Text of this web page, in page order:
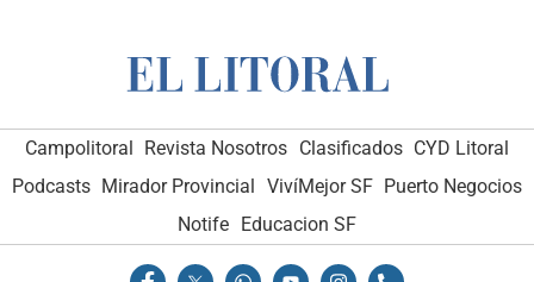
Campolitoral Revista Nosotros Clasificados CYD Litoral
Podcasts Mirador Provincial VivíMejor SF Puerto Negocios
Notife Educacion SF